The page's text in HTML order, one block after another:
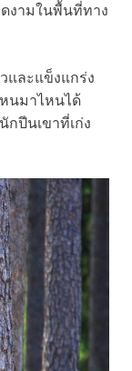
งามในพื้นที่ทาง
และแข็งแกร่ง
นมาไหนได้
กปีนเขาที่เก่ง